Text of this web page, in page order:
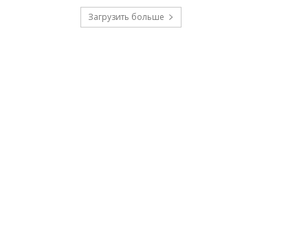
Загрузить больше